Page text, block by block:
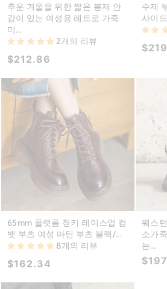
추운 겨울을 위한 짧은 봉제 안
감이 있는 여성용 레트로 가죽
미...
2개의 리뷰
$212.86
수제
사이
65mm 플랫폼 청키 레이스업 컴
뱃 부츠 여성 마틴 부츠 블랙/...
8개의 리뷰
$162.34
웨스
소가
는...